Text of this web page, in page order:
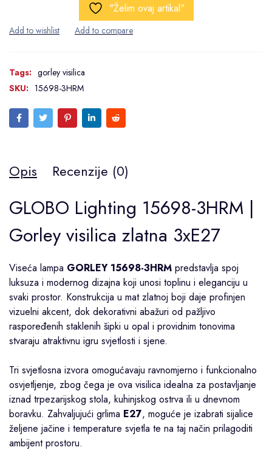
"Želim ovaj artikal"
Tags: gorley visilica
SKU: 15698-3HRM
Opis Recenzije (0)
GLOBO Lighting 15698-3HRM |
Gorley visilica zlatna 3xE27
Viseća lampa GORLEY 15698-3HRM predstavlja spoj
luksuza i modernog dizajna koji unosi toplinu i eleganciju u
svaki prostor. Konstrukcija u mat zlatnoj boji daje profinjen
vizuelni akcent, dok dekorativni abažuri od pažljivo
raspoređenih staklenih šipki u opal i providnim tonovima
stvaraju atraktivnu igru svjetlosti i sjene.
Tri svjetlosna izvora omogućavaju ravnomjerno i funkcionalno
osvjetljenje, zbog čega je ova visilica idealna za postavljanje
iznad trpezarijskog stola, kuhinjskog ostrva ili u dnevnom
boravku. Zahvaljujući grlima E27, moguće je izabrati sijalice
željene jačine i temperature svjetla te na taj način prilagoditi
ambijent prostoru.